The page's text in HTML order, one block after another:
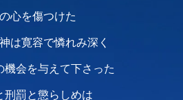
心を傷つけた
は寛容で憐れみ深く
機会を与えて下さった
刑罰と懲らしめは